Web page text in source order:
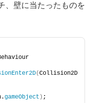
、壁に当たったものを
(Collision2D
gameObject ) ;